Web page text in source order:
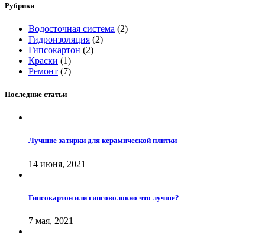
Рубрики
Водосточная система (2)
Гидроизоляция (2)
Гипсокартон (2)
Краски (1)
Ремонт (7)
Последние статьи
Лучшие затирки для керамической плитки
14 июня, 2021
Гипсокартон или гипсоволокно что лучше?
7 мая, 2021